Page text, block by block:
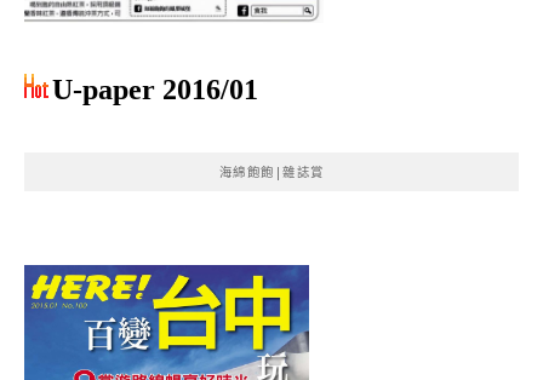
U-paper 2016/01
海綿飽飽|雜誌賞